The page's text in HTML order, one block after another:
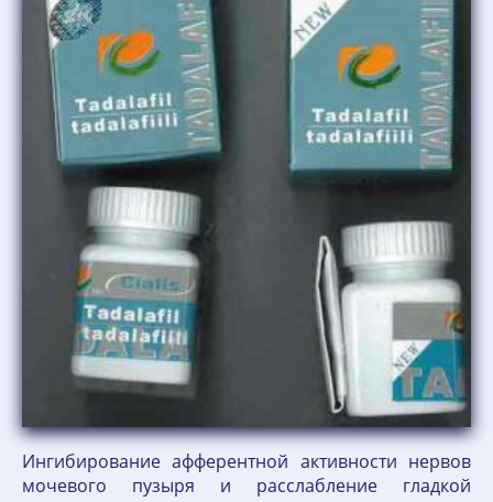
Ингибирование афферентной активности нервов
мочевого пузыря и расслабление гладкой